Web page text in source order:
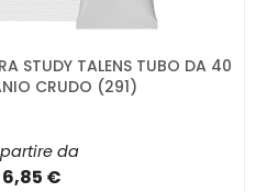
STUDY TALENS TUBO DA 40
CRUDO (291)
da
6,85 €